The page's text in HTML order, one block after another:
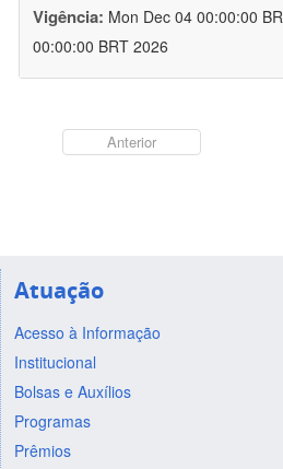
Vigência: Mon Dec 04 00:00:00
00:00:00 BRT 2026
Anterior
Atuação
Acesso à Informação
Institucional
Bolsas e Auxílios
Programas
Prêmios